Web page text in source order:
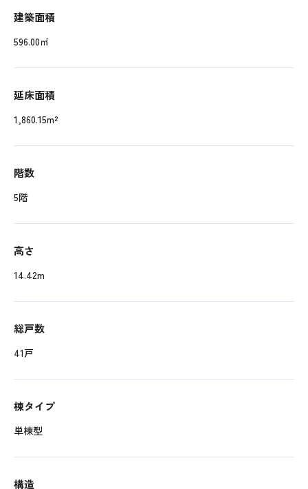
建築面積
596.00㎡
延床面積
1,860.15m²
階数
5階
高さ
14.42m
総戸数
41戸
棟タイプ
単棟型
構造